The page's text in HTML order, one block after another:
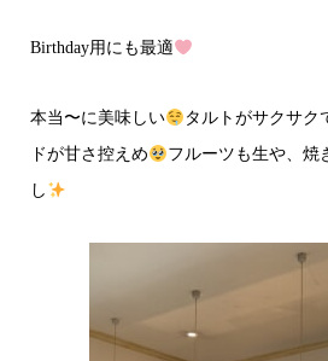
Birthday用にも最適
本当〜に美味しい
タルトがサクサク
ドが甘さ控えめ
フルーツも生や、焼
し